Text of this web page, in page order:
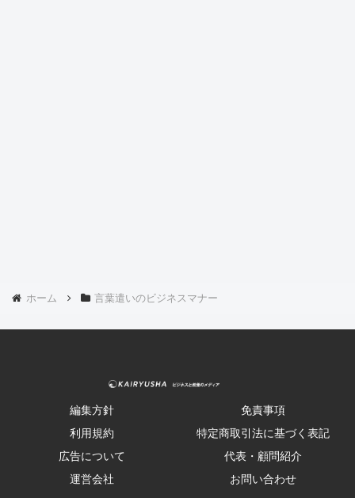
ホーム 言葉遣いのビジネスマナー
編集方針
免責事項
利用規約
特定商取引法に基づく表記
広告について
代表・顧問紹介
運営会社
お問い合わせ